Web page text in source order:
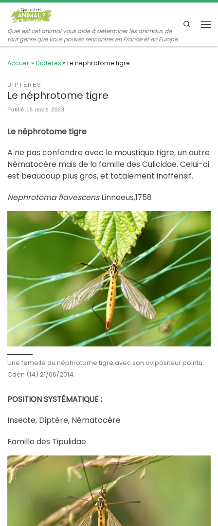
Passer au contenu
Quel est cet animal vous aide à déterminer les animaux de
tout genre que vous pouvez rencontrer en France et en Europe.
Search
Accueil » Diptères » Le néphrotome tigre
DIPTÈRES
Le néphrotome tigre
Publié 15 mars 2023
Le néphrotome tigre
A ne pas confondre avec le moustique tigre, un autre
Nématocère mais de la famille des Culicidae. Celui-ci
est beaucoup plus gros, et totalement inoffensif.
Nephrotoma flavescensLinnaeus,1758
Une femelle du néphrotome tigre avec son ovipositeur pointu.
Caen (14) 21/06/2014.
POSITION SYSTÉMATIQUE :
Insecte, Diptère, Nématocère
Famille des Tipulidae